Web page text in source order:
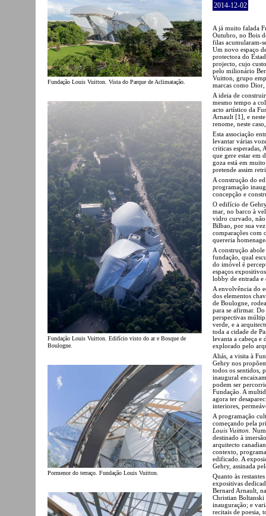
Fundação Louis Vuitton. Vista do Parque de Aclimatação.
Fundação Louis Vuitton. Edifício visto do ar e Bosque de
Boulogne.
Pormenor do terraço. Fundação Louis Vuitton.
2014-12-02
A já muito falada
Outubro, no Bois
filas acumularam-
Um novo espaço
protectora do
projecto, cujo
pelo milionário
Vuitton, grupo
marcas como
A ideia de
mesmo tempo a
acto artístico da
Arnault [1], e
renome, neste
Esta associação
levantar várias
criticas esperadas,
que gere estar em
goza está em
pretende assim
A construção do
programação
concepção e
O edifício de
mar, no barco à
vidro curvado, não
Bilbao, por sua
comparações com
quereria
A construção
fundação, qual
do imóvel é
espaços
lobby de entrada e
A envolvência do
dos elementos
de Boulogne,
para se afirmar.
perspectivas
verde, e a
toda a cidade de
levanta a cabeça e
explorado pelo
Aliás, a visita à
Gehry nos
todos os sentidos,
inaugural
podem ser
Fundação. A
agora ter
interiores,
A programação
começando pela
Louis Vuitton .
destinado à
arquitecto
contexto,
edificado. A
Gehry, assinada
Quanto às
expositivas
Bernard Arnault,
Christian Boltanski
inauguração; e
recitais de poesia,